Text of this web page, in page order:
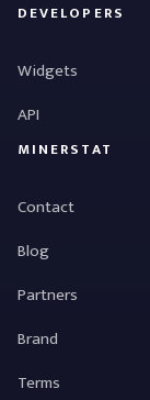
DEVELOPERS
Widgets
API
MINERSTAT
Contact
Blog
Partners
Brand
Terms